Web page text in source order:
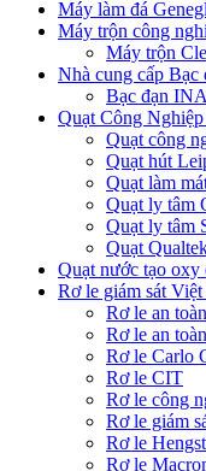
Máy làm đá
Máy trộn công
Máy trộn
Nhà cung cấp Bạc
Bạc đạn INA
Quạt Công
Quạt công
Quạt hút
Quạt làm
Quạt ly tâm
Quạt ly tâm
Quạt
Quạt nước tạo oxy
Rơ le giám sát
Rơ le an
Rơ le an
Rơ le Carlo
Rơ le CIT
Rơ le công
Rơ le giám
Rơ le
Rơ le